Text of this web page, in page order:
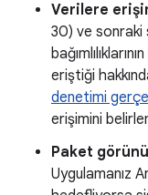
Verilere
30) ve sonraki
eriştiği
denetimi
erişimini
Paket
Uygulamanız